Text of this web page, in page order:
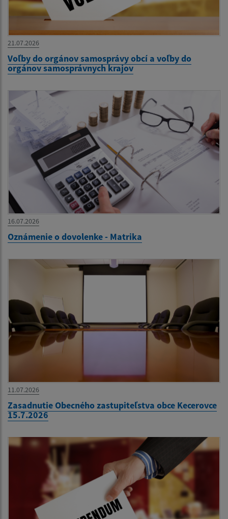
21.07.2026
Voľby do orgánov samosprávy obcí a voľby do
orgánov samosprávnych krajov
16.07.2026
Oznámenie o dovolenke - Matrika
11.07.2026
Zasadnutie Obecného zastupiteľstva obce Kecerovce
15.7.2026